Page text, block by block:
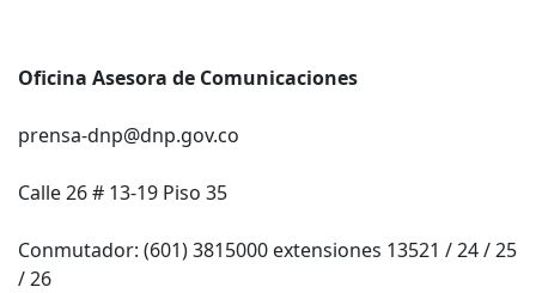
Oficina Asesora de Comunicaciones
prensa-dnp@dnp.gov.co
Calle 26 # 13-19 Piso 35
Conmutador: (601) 3815000 extensiones 13521 / 24 / 25
/ 26